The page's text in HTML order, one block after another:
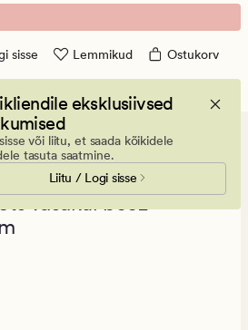
sisse Lemmikud Ostukorv
eksklusiivsed
või liitu, et saada kõikidele
tasuta saatmine.
Liitu / Logi sisse
arvustust
0
vasakul beež -
€